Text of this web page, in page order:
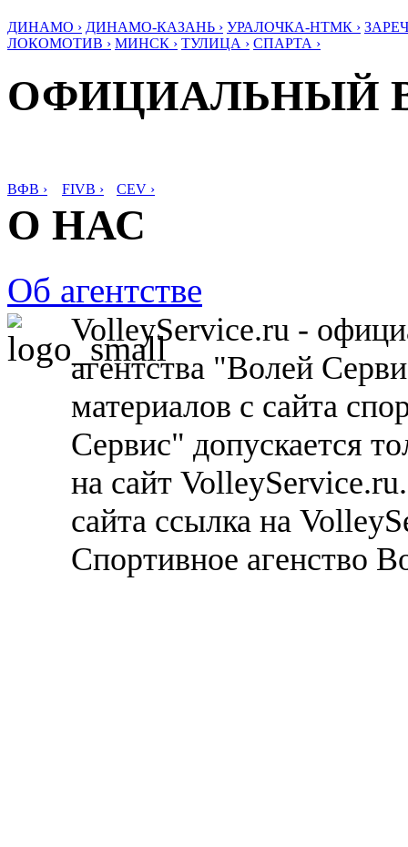
ДИНАМО › ДИНАМО-КАЗАНЬ › УРАЛОЧКА-НТМК ›
ЛОКОМОТИВ › МИНСК › ТУЛИЦА › СПАРТА ›
ОФИЦИАЛЬНЫЙ
ВФВ › FIVB › CEV ›
О НАС
Об агентстве
VolleyService.ru -
агентства "Волей
материалов с сайта
Сервис" допускается
на сайт
сайта ссылка на
Спортивное агенство